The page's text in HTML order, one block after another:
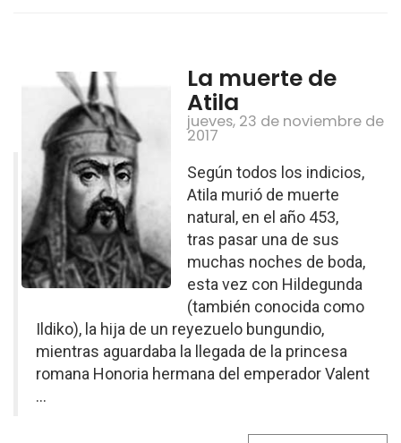
La muerte de
Atila
jueves, 23 de noviembre de
2017
Según todos los indicios,
Atila murió de muerte
natural, en el año 453,
tras pasar una de sus
muchas noches de boda,
esta vez con Hildegunda
(también conocida como
Ildiko), la hija de un reyezuelo bungundio,
mientras aguardaba la llegada de la princesa
romana Honoria hermana del emperador Valent
...